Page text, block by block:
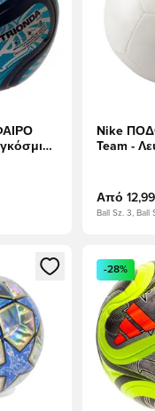
Nike
Team -
Από
Ball Sz. 3, Ball
για να συνδεθείτε ή
Ανοίγει
-28%